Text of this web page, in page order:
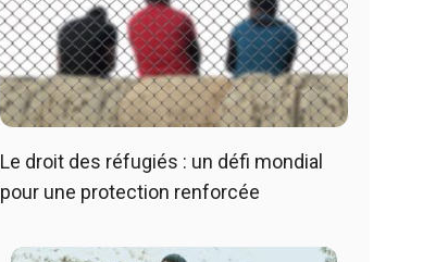
Le droit des réfugiés : un défi mondial
pour une protection renforcée